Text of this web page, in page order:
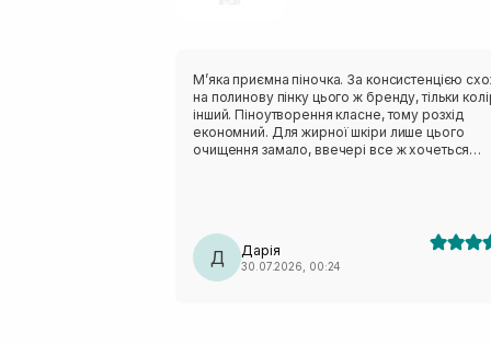
Мʼяка приємна піночка. За консистенцією
на полинову пінку цього ж бренду, тільки
інший. Піноутворення класне, тому розхід
економний. Для жирної шкіри лише цього
очищення замало, ввечері все ж хочеться
Д Дарія
30.07.2026, 00:24